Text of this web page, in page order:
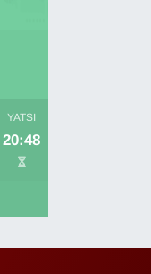
YATSI
20:48